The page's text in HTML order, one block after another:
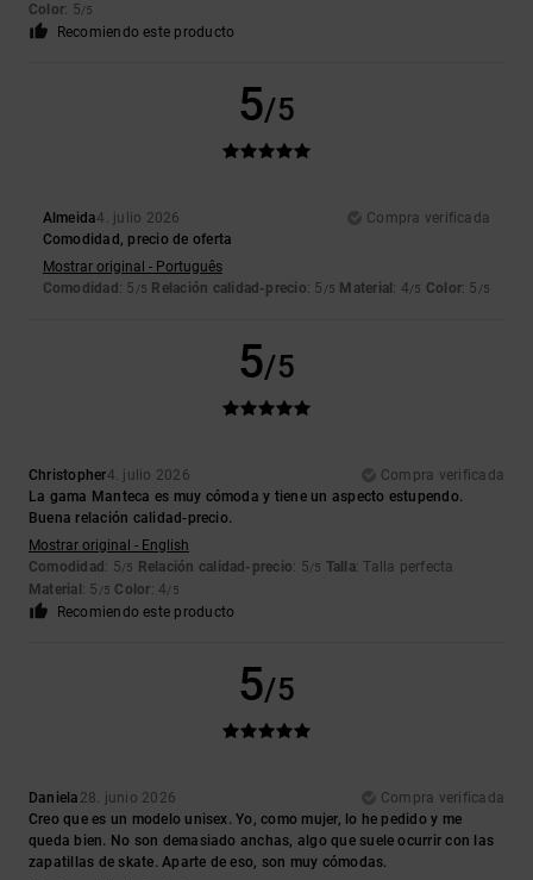
Color: 5/5
Recomiendo este producto
5/5
Almeida4. julio 2026
Compra verificada
Comodidad, precio de oferta
Mostrar original - Português
Comodidad : 5 /5 Relación calidad-precio: 5 /5 Material : 4/5 Color: 5 /5
5/5
Christopher4. julio 2026
Compra verificada
La gama Manteca es muy cómoda y tiene un aspecto estupendo.
Buena relación calidad-precio.
Mostrar original - English
Comodidad : 5/5 Relación calidad-precio: 5/5 Talla: Talla perfecta
Material : 5 /5 Color: 4/5
Recomiendo este producto
5/5
Daniela 28. junio 2026
Compra verificada
Creo que es un modelo unisex. Yo, como mujer, lo he pedido y me
queda bien. No son demasiado anchas, algo que suele ocurrir con las
zapatillas de skate. Aparte de eso, son muy cómodas.